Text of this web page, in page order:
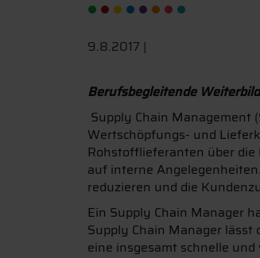
9.8.2017 |
Berufsbegleitende
Supply Chain Management
Wertschöpfungs- und
Rohstofflieferanten über die
auf interne
reduzieren und die
Ein Supply Chain Manager
Supply Chain Manager
eine insgesamt schnelle